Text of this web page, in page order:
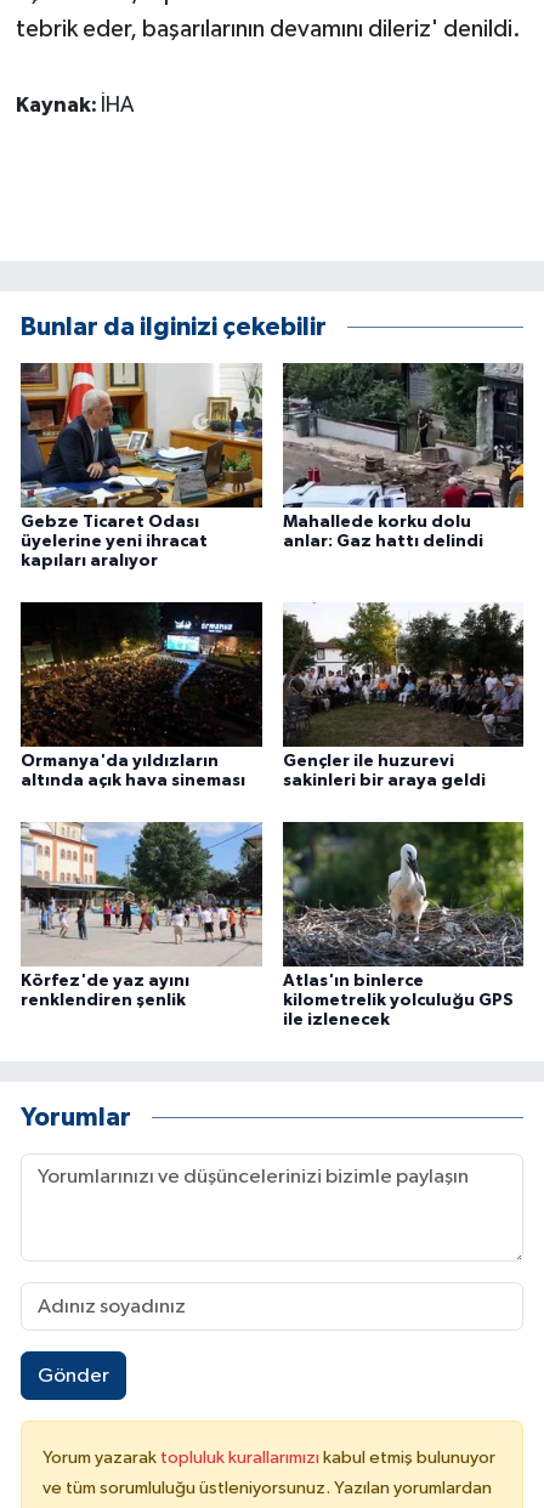
tebrik eder, başarılarının devamını dileriz' denildi.
Kaynak: İHA
Bunlar da ilginizi çekebilir
Gebze Ticaret Odası
üyelerine yeni ihracat
kapıları aralıyor
Mahallede korku dolu
anlar: Gaz hattı delindi
Ormanya'da yıldızların
altında açık hava sineması
Gençler ile huzurevi
sakinleri bir araya geldi
Körfez'de yaz ayını
renklendiren şenlik
Atlas'ın binlerce
kilometrelik yolculuğu GPS
ile izlenecek
Yorumlar
Gönder
Yorum yazarak topluluk kurallarımızı kabul etmiş bulunuyor
ve tüm sorumluluğu üstleniyorsunuz. Yazılan yorumlardan
YEREL